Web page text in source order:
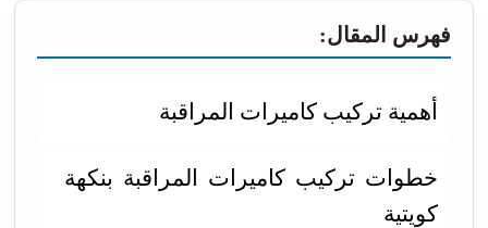
فهرس المقال:
أهمية تركيب كاميرات المراقبة
خطوات تركيب كاميرات المراقبة بنكهة
كويتية